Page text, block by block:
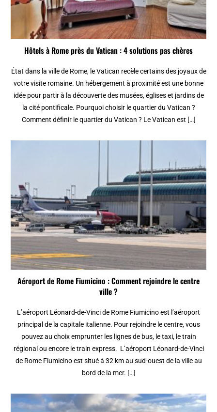
Hôtels à Rome près du Vatican : 4 solutions pas chères
État dans la ville de Rome, le Vatican recèle certains des joyaux de
votre visite romaine. Un hébergement à proximité est une bonne
idée pour partir à la découverte des musées, églises et jardins de
la cité pontificale. Pourquoi choisir le quartier du Vatican ?
Comment définir le quartier du Vatican ? Le Vatican est […]
Aéroport de Rome Fiumicino : Comment rejoindre le centre
ville ?
L’aéroport Léonard-de-Vinci de Rome Fiumicino est l’aéroport
principal de la capitale italienne. Pour rejoindre le centre, vous
pouvez au choix emprunter les lignes de bus, le taxi, le train
régional ou encore le train express. L’aéroport Léonard-de-Vinci
de Rome Fiumicino est situé à 32 km au sud-ouest de la ville au
bord de la mer. […]